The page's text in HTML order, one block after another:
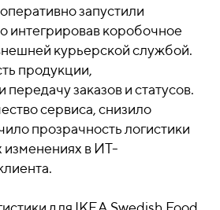
запустили
интегрировав коробочное
курьерской службой.
продукции,
передачу заказов и статусов.
сервиса, снизило
прозрачность логистики
в ИТ-